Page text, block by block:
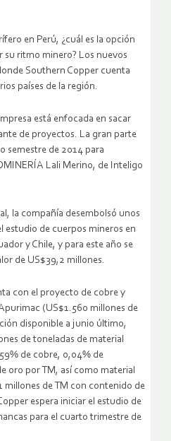
en Perú, ¿cuál es la opción
su ritmo minero? Los nuevos
Southern Copper cuenta
países de la región.
está enfocada en sacar
de proyectos. La gran parte
semestre de 2014 para
Lali Merino, de Inteligo
la compañía desembolsó unos
estudio de cuerpos mineros en
y Chile, y para este año se
de US$39,2 millones.
con el proyecto de cobre y
(US$1.560 millones de
disponible a junio último,
de toneladas de material
de cobre, 0,04% de
oro por TM, así como material
millones de TM con contenido de
espera iniciar el estudio de
para el cuarto trimestre de